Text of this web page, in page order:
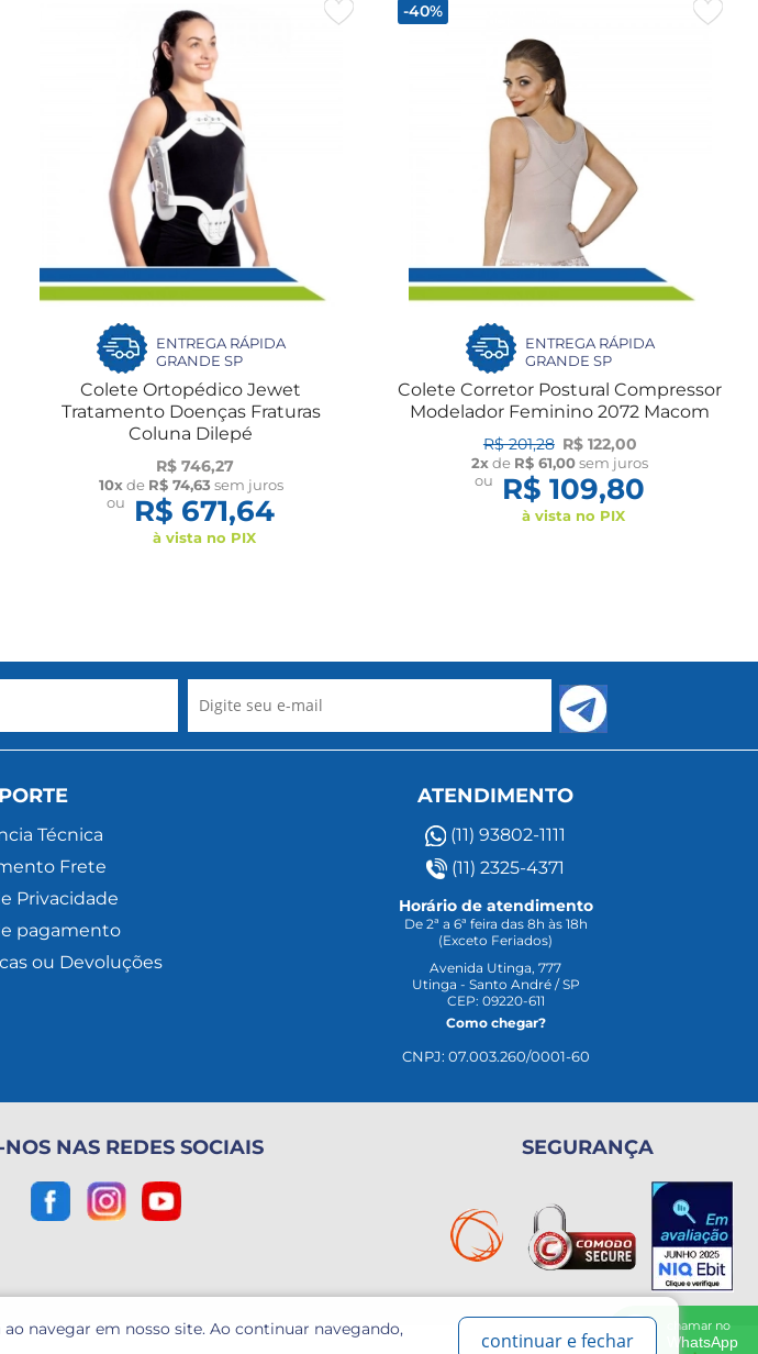
ENTREGA RÁPIDA
GRANDE SP
Colete Ortopédico Jewet
Tratamento Doenças Fraturas
Coluna Dilepé
R$ 746,27
10xde R$ 74,63 sem juros
ou
R$ 671,64
à vista no PIX
-40%
ENTREGA RÁPIDA
GRANDE SP
Colete Corretor Postural Compressor
Modelador Feminino 2072 Macom
R$ 201,28 R$ 122,00
2xde R$ 61,00sem juros
ou
R$ 109,80
à vista no PIX
chamar no
WhatsApp
navegar em nosso site. Ao continuar navegando,
continuar e fechar
Técnica
Frete
Privacidade
pagamento
ou Devoluções
ATENDIMENTO
(11) 93802-1111
(11) 2325-4371
Horário de atendimento
De 2ª a 6ª feira das 8h às 18h
(Exceto Feriados)
Avenida Utinga, 777
Utinga - Santo André / SP
CEP: 09220-611
Como chegar?
CNPJ: 07.003.260/0001-60
NAS REDES SOCIAIS SEGURANÇA